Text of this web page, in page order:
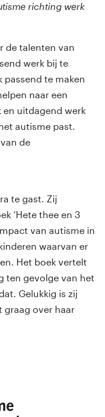
richting werk
de talenten van
werk bij te
passend te maken
naar een
en uitdagend werk
autisme past.
de
te gast. Zij
‘Hete thee en 3
van autisme in
waarvan er
Het boek vertelt
ten gevolge van het
Gelukkig is zij
graag over haar